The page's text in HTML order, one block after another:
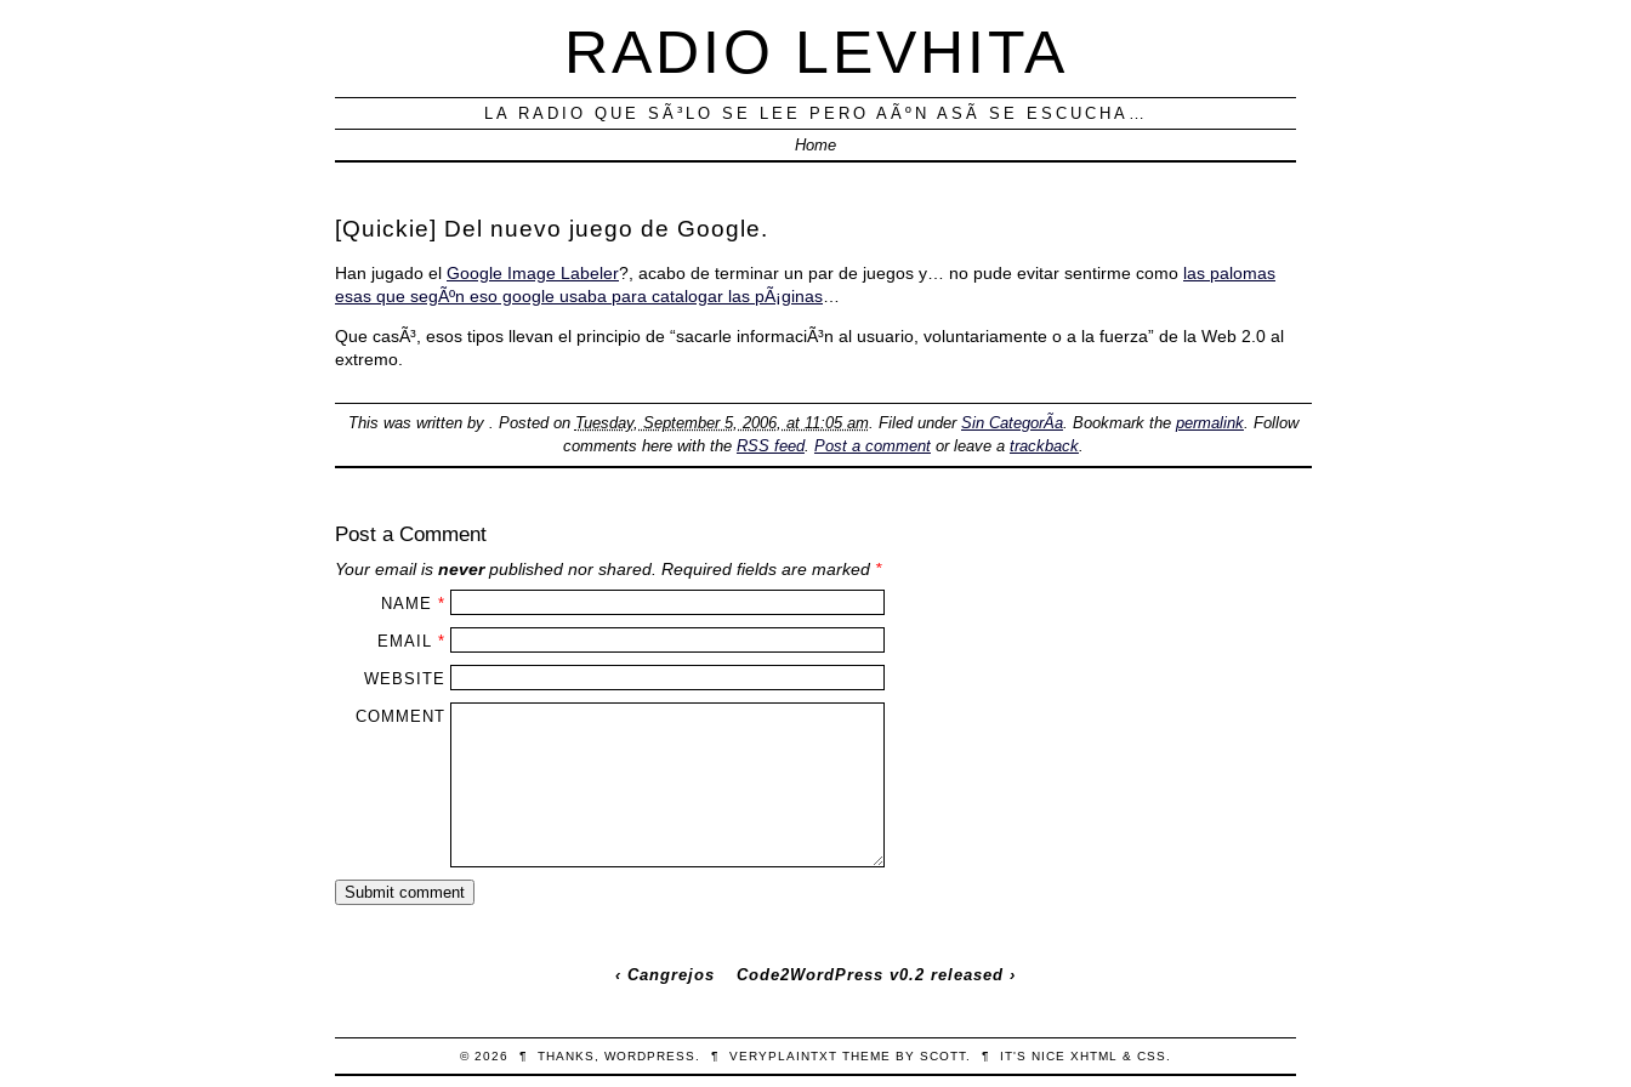
RADIO LEVHITA
LA RADIO QUE SÃ³LO SE LEE PERO AÃºN ASÃ­ SE ESCUCHA…
Home
[Quickie] Del nuevo juego de Google.
Han jugado el Google Image Labeler?, acabo de terminar un par de juegos y… no pude evitar sentirme como las palomas
esas que segÃºn eso google usaba para catalogar las pÃ¡ginas
Que casÃ³, esos tipos llevan el principio de “sacarle informaciÃ³n al usuario, voluntariamente o a la fuerza” de la Web 2.0 al
extremo.
This was written by . Posted on Tuesday, September 5, 2006, at 11:05 am. Filed under Sin CategorÃ­a. Bookmark the permalink. Follow
comments here with the RSS feed. Post a commentor leave a trackback.
Post a Comment
Your email is neverpublished nor shared. Required fields are marked *
NAME *
EMAIL *
WEBSITE
COMMENT
‹Cangrejos Code2WordPress v0.2 released ›
© 2026 ¶ THANKS, WORDPRESS ¶ VERYPLAINTXT THEME BYSCOTT ¶ IT'S NICEXHTML &CSS